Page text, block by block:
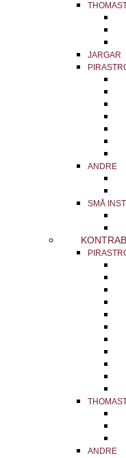
JARGAR
ANDRE
SMÅ
ANDRE